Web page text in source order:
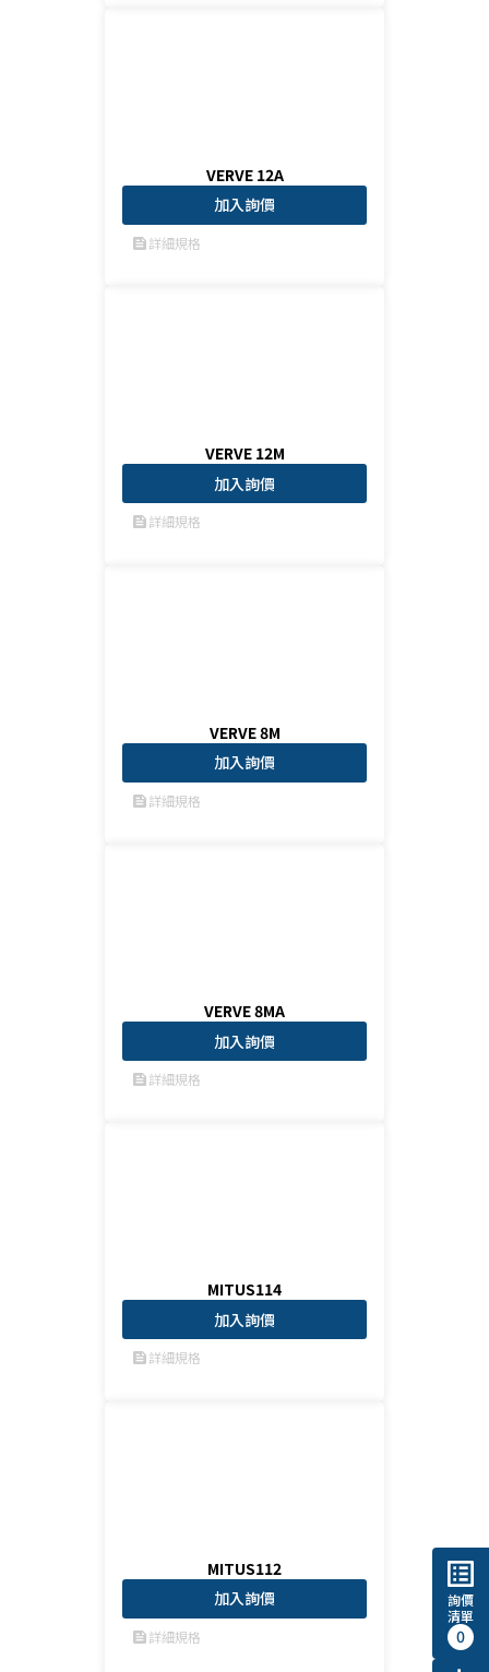
VERVE 12A
加入詢價
feed詳細規格
VERVE 12M
加入詢價
feed詳細規格
VERVE 8M
加入詢價
feed詳細規格
VERVE 8MA
加入詢價
feed詳細規格
MITUS114
加入詢價
feed詳細規格
MITUS112
加入詢價
feed詳細規格
list_alt
詢價
清單
0